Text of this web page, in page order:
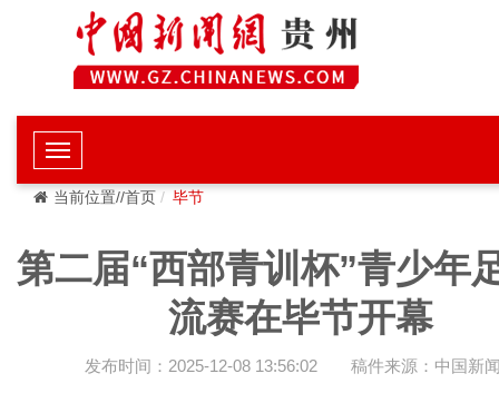
当前位置//首页 毕节
第二届“西部青训杯”青少年
流赛在毕节开幕
发布时间：2025-12-08 13:56:02 稿件来源：中国新